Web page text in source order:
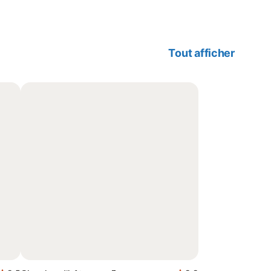
Tout afficher